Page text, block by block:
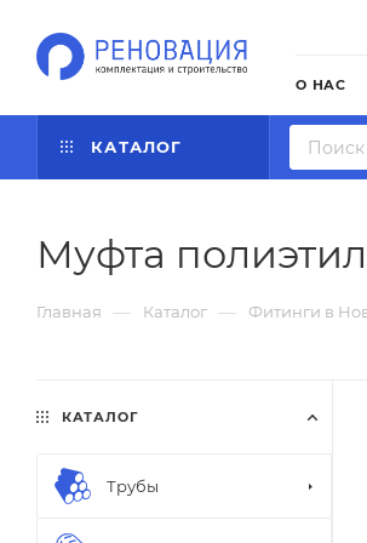
О НАС
КАТАЛОГ
Муфта
Главная — Каталог — Фитинги в
КАТАЛОГ
Трубы